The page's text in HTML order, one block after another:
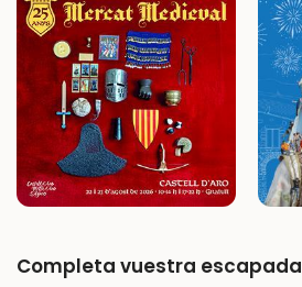
Completa vuestra escapada